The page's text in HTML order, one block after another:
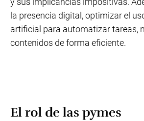
la presencia digital, optimizar el
artificial para automatizar tareas,
contenidos de forma eficiente.
El rol de las pymes